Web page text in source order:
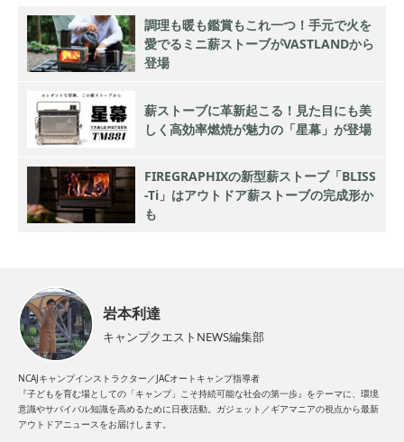
調理も暖も鑑賞もこれ一つ！手元で火を
愛でるミニ薪ストーブがVASTLANDから
登場
薪ストーブに革新起こる！見た目にも美
しく高効率燃焼が魅力の「星幕」が登場
FIREGRAPHIXの新型薪ストーブ「BLISS
-Ti」はアウトドア薪ストーブの完成形か
も
岩本利達
キャンプクエストNEWS編集部
NCAJキャンプインストラクター／JACオートキャンプ指導者
『子どもを育む場としての「キャンプ」こそ持続可能な社会の第一歩』をテーマに、環境
意識やサバイバル知識を高めるために日夜活動。ガジェット／ギアマニアの視点から最新
アウトドアニュースをお届けします。